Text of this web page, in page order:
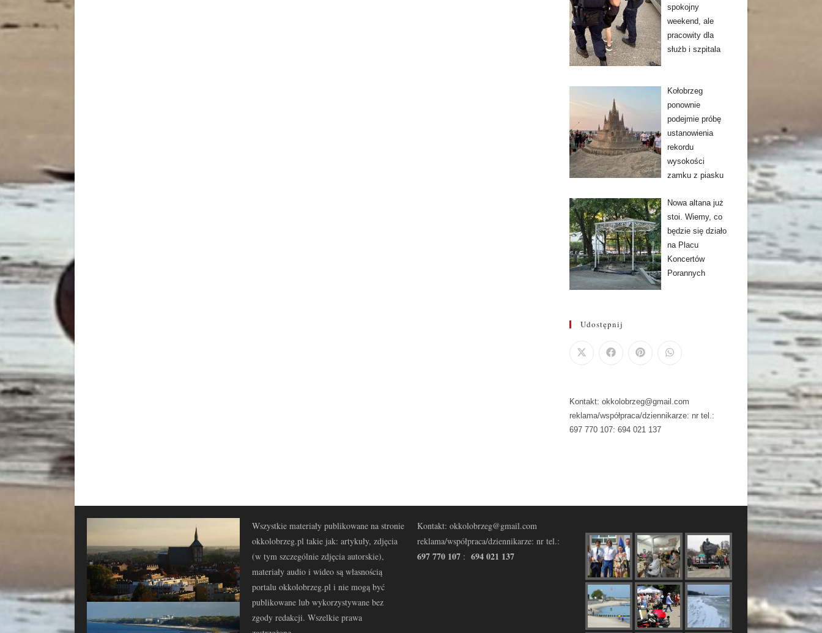
spokojny
weekend, ale
pracowity dla
służb i szpitala
Kołobrzeg
ponownie
podejmie próbę
ustanowienia
rekordu
wysokości
zamku z piasku
Nowa altana już
stoi. Wiemy, co
będzie się działo
na Placu
Koncertów
Porannych
Udostępnij
Kontakt: okkolobrzeg@gmail.com
reklama/współpraca/dziennikarze: nr tel.:
697 770 107: 694 021 137
Wszystkie materiały publikowane na stronie
okkolobrzeg.pl takie jak: artykuły, zdjęcia
(w tym szczególnie zdjęcia autorskie),
materiały audio i wideo są własnością
portalu okkolobrzeg.pl i nie mogą być
publikowane lub wykorzystywane bez
zgody redakcji. Wszelkie prawa
Kontakt: okkolobrzeg@gmail.com
reklama/współpraca/dziennikarze: nr tel.:
697 770 107 : 694 021 137